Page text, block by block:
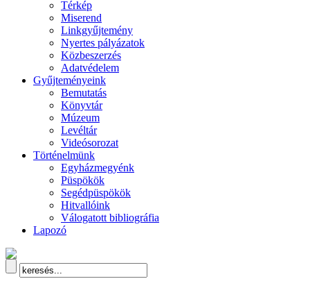
Térkép
Miserend
Linkgyűjtemény
Nyertes pályázatok
Közbeszerzés
Adatvédelem
Gyűjteményeink
Bemutatás
Könyvtár
Múzeum
Levéltár
Videósorozat
Történelmünk
Egyházmegyénk
Püspökök
Segédpüspökök
Hitvallóink
Válogatott bibliográfia
Lapozó